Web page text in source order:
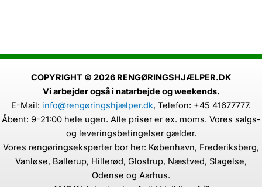
COPYRIGHT © 2026 RENGØRINGSHJÆLPER.DK
Vi arbejder også i natarbejde og weekends.
E-Mail: info@rengøringshjælper.dk, Telefon: +45 41677777.
Åbent: 9-21:00 hele ugen. Alle priser er ex. moms. Vores salgs-
og leveringsbetingelser gælder.
Vores rengøringseksperter bor her: København, Frederiksberg,
Vanløse, Ballerup, Hillerød, Glostrup, Næstved, Slagelse,
Odense og Aarhus.